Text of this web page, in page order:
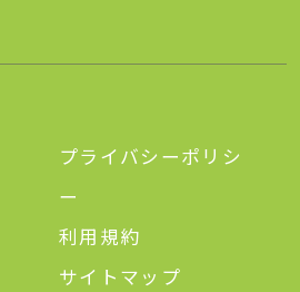
プライバシーポリシ
ー
利用規約
サイトマップ